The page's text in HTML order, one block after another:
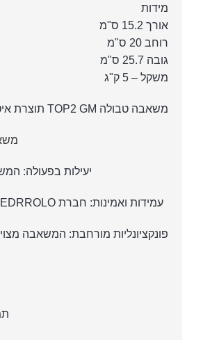
מידות
אורך 15.2 ס"מ
רוחב 20 ס"מ
גובה 25.7 ס"מ
משקל – 5 ק"ג
משאבה טבולה TOP2 GM תוצרת איטליה בעל תקן IP68 לעמידות במים
יעילות בפעולה:
עמידות ואמינות: חברת PEDRROLO ידועה בתקנות גבוהות ובביצועים אמינים של מוצריה. המשאבה עשויה מחומרים איכותיים ומוצרת בתקנים נוספים שמבטיחים את עמידותה ושימושיותה.
פונקציונליות מורחבת: המשאבה